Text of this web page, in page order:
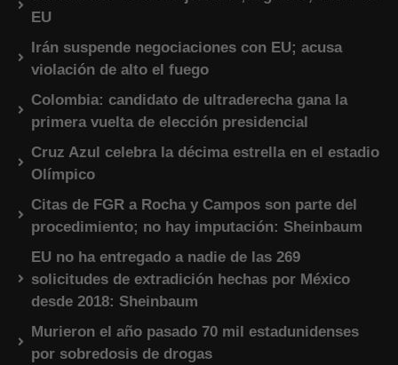
EU
Irán suspende negociaciones con EU; acusa
violación de alto el fuego
Colombia: candidato de ultraderecha gana la
primera vuelta de elección presidencial
Cruz Azul celebra la décima estrella en el estadio
Olímpico
Citas de FGR a Rocha y Campos son parte del
procedimiento; no hay imputación: Sheinbaum
EU no ha entregado a nadie de las 269
solicitudes de extradición hechas por México
desde 2018: Sheinbaum
Murieron el año pasado 70 mil estadunidenses
por sobredosis de drogas